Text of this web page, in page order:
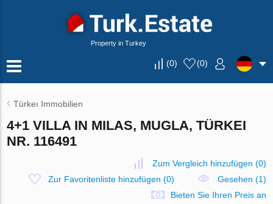
Property in Turkey
(0) (0)
Türkeı Immobilien
4+1 VILLA IN MILAS, MUGLA, TÜRKEI
NR. 116491
Zum Vergleich hinzufügen (0)
Zur Favoritenliste hinzufügen (0)
Gesehen (1)
Bieten Sie Ihren Preis an